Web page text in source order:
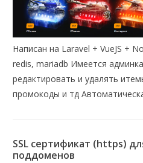
Написан на Laravel + VueJS +
redis, mariadb Имеется
редактировать и удалять
промокоды и тд
SSL сертификат (https)
поддоменов